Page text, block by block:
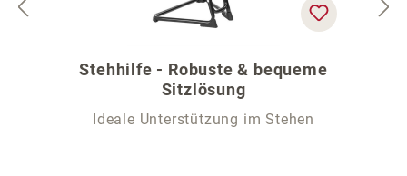
Stehhilfe - Robuste & bequeme
Sitzlösung
Ideale Unterstützung im Stehen